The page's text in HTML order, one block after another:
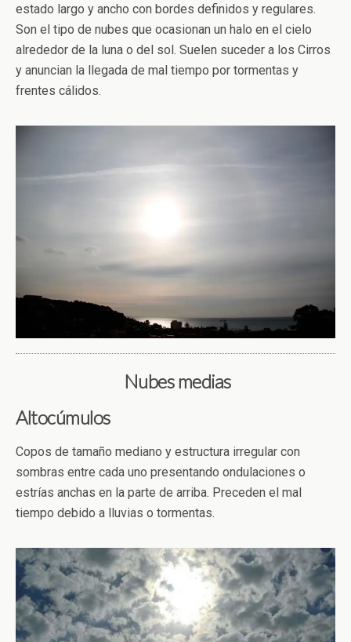
estado largo y ancho con bordes definidos y regulares.
Son el tipo de nubes que ocasionan un halo en el cielo
alrededor de la luna o del sol. Suelen suceder a los Cirros
y anuncian la llegada de mal tiempo por tormentas y
frentes cálidos.
Nubes medias
Altocúmulos
Copos de tamaño mediano y estructura irregular con
sombras entre cada uno presentando ondulaciones o
estrías anchas en la parte de arriba. Preceden el mal
tiempo debido a lluvias o tormentas.